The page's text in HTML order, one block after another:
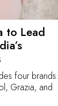
to Lead
four brands:
Grazia, and